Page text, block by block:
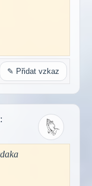
✎ Přidat vzkaz
: